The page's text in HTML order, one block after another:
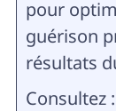
pour
guérison
résultats
Consultez :